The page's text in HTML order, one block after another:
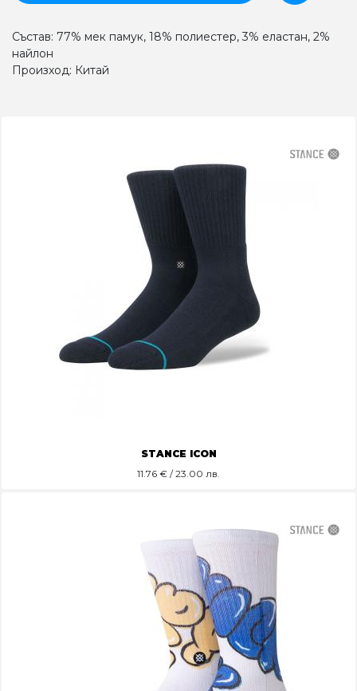
Състав: 77% мек памук, 18% полиестер, 3% еластан, 2%
найлон
Произход: Китай
STANCE ICON
11.76 € / 23.00 лв.